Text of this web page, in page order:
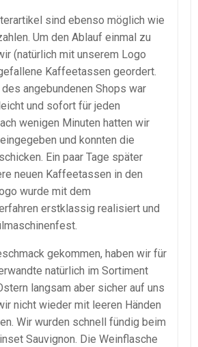
sind ebenso möglich wie
Um den Ablauf einmal zu
(natürlich mit unserem Logo
Kaffeetassen geordert.
angebundenen Shops war
und sofort für jeden
wenigen Minuten hatten wir
und konnten die
Ein paar Tage später
neuen Kaffeetassen in den
wurde mit dem
erstklassig realisiert und
gekommen, haben wir für
natürlich im Sortiment
langsam aber sicher auf uns
nicht wieder mit leeren Händen
Wir wurden schnell fündig beim
Sauvignon. Die Weinflasche